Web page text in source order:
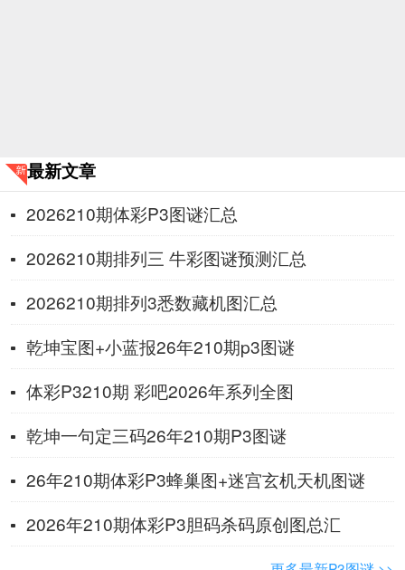
最新文章
2026210期体彩P3图谜汇总
2026210期排列三 牛彩图谜预测汇总
2026210期排列3悉数藏机图汇总
乾坤宝图+小蓝报26年210期p3图谜
体彩P3210期 彩吧2026年系列全图
乾坤一句定三码26年210期P3图谜
26年210期体彩P3蜂巢图+迷宫玄机天机图谜
2026年210期体彩P3胆码杀码原创图总汇